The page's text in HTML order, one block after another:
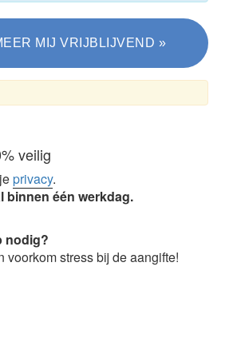
veilig
privacy.
binnen één werkdag.
nodig?
voorkom stress bij de aangifte!